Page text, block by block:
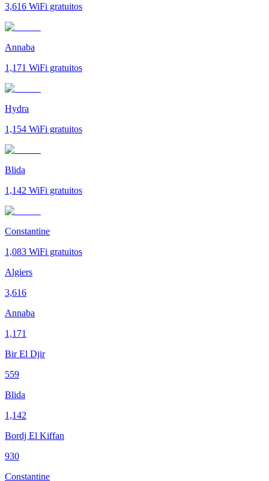
3,616 WiFi gratuitos
Annaba
1,171 WiFi gratuitos
Hydra
1,154 WiFi gratuitos
Blida
1,142 WiFi gratuitos
Constantine
1,083 WiFi gratuitos
Algiers
3,616
Annaba
1,171
Bir El Djir
559
Blida
1,142
Bordj El Kiffan
930
Constantine